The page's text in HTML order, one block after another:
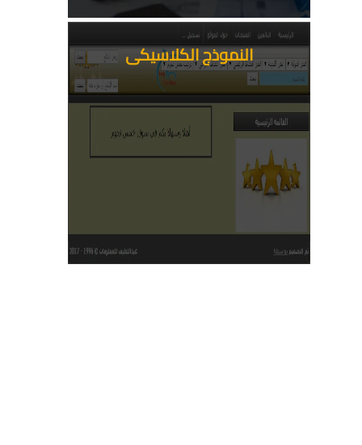
النموذج الكلاسيكى